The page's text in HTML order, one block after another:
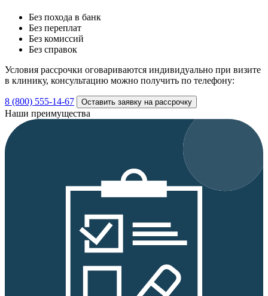
Без похода в банк
Без переплат
Без комиссий
Без справок
Условия рассрочки оговариваются индивидуально при визите
в клинику, консультацию можно получить по телефону:
8 (800) 555-14-67 Оставить заявку на рассрочку
Наши преимущества